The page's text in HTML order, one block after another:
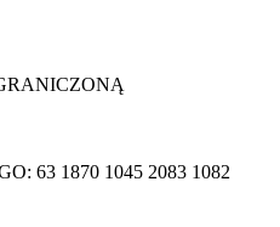
63 1870 1045 2083 1082